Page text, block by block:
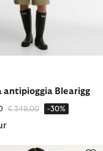
antipioggia Blearigg
Prezzo ridotto da
€ 349,00a -30%